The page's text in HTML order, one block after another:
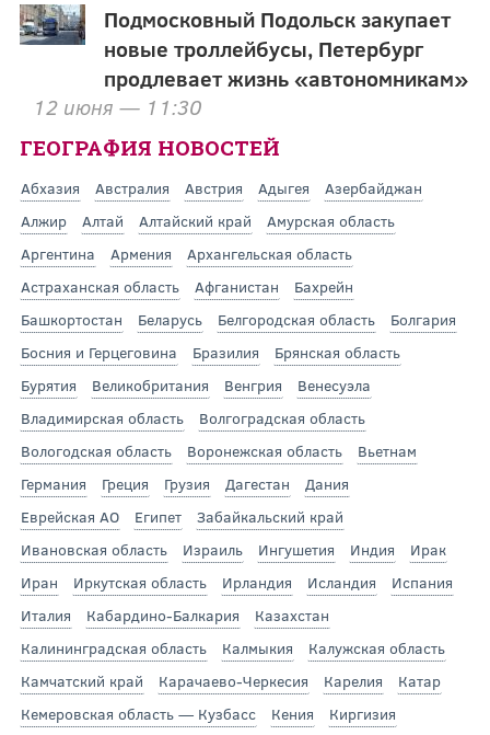
Подмосковный Подольск закупает
новые троллейбусы, Петербург
продлевает жизнь «автономникам»
12 июня — 11:30
ГЕОГРАФИЯ НОВОСТЕЙ
Абхазия Австралия Австрия Адыгея
Азербайджан
Алжир
Алтай Алтайский край
Амурская область
Аргентина
Армения
Архангельская область
Астраханская область
Афганистан
Бахрейн
Башкортостан
Беларусь Белгородская область
Болгария
Босния и Герцеговина
Бразилия
Брянская область
Бурятия
Великобритания Венгрия
Венесуэла
Владимирская область
Волгоградская область
Вологодская область
Воронежская область
Вьетнам
Германия
Греция Грузия Дагестан
Дания
Еврейская АО
Египет
Забайкальский край
Ивановская область
Израиль Ингушетия Индия
Ирак
Иран
Иркутская область Ирландия Исландия
Испания
Италия
Кабардино-Балкария
Казахстан
Калининградская область
Калмыкия
Калужская область
Камчатский край
Карачаево-Черкесия Карелия
Катар
Кемеровская область — Кузбасс
Кения
Киргизия